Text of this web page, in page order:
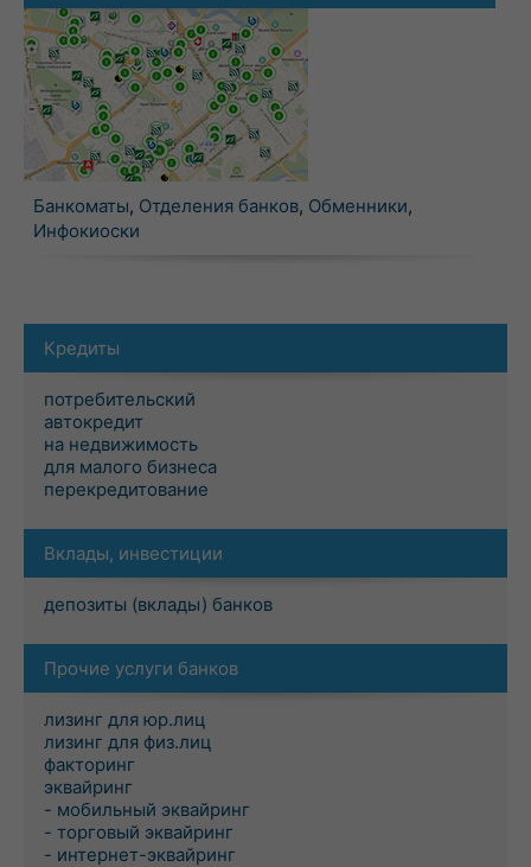
Банкоматы, Отделения банков, Обменники,
Инфокиоски
Кредиты
потребительский
автокредит
на недвижимость
для малого бизнеса
перекредитование
Вклады, инвестиции
депозиты (вклады) банков
Прочие услуги банков
лизинг для юр.лиц
лизинг для физ.лиц
факторинг
эквайринг
- мобильный эквайринг
- торговый эквайринг
- интернет-эквайринг